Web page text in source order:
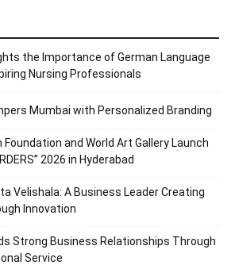
the Importance of German Language
Nursing Professionals
Mumbai with Personalized Branding
Foundation and World Art Gallery Launch
2026 in Hyderabad
Velishala: A Business Leader Creating
Innovation
Strong Business Relationships Through
Service